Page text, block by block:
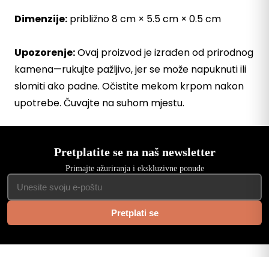
Dimenzije: približno 8 cm × 5.5 cm × 0.5 cm
Upozorenje:Ovaj proizvod je izrađen od prirodnog
kamena—rukujte pažljivo, jer se može napuknuti ili
slomiti ako padne. Očistite mekom krpom nakon
upotrebe. Čuvajte na suhom mjestu.
Pretplatite se na naš newsletter
Primajte ažuriranja i ekskluzivne ponude
Pretplati se